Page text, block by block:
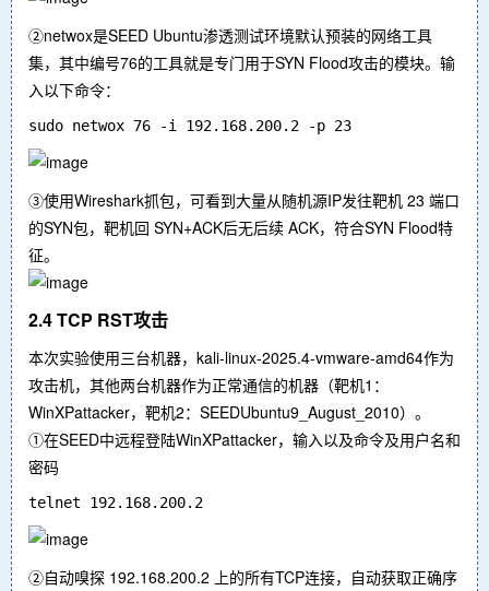
②netwox是SEED Ubuntu渗透测试环境默认预装的网络工具
集，其中编号76的工具就是专门用于SYN Flood攻击的模块。输
入以下命令：
③使用Wireshark抓包，可看到大量从随机源IP发往靶机 23 端口
的SYN包，靶机回 SYN+ACK后无后续 ACK，符合SYN Flood特
征。
2.4 TCP RST攻击
本次实验使用三台机器，kali-linux-2025.4-vmware-amd64作为
攻击机，其他两台机器作为正常通信的机器（靶机1：
WinXPattacker，靶机2：SEEDUbuntu9_August_2010）。
①在SEED中远程登陆WinXPattacker，输入以及命令及用户名和
密码
②自动嗅探 192.168.200.2 上的所有TCP连接，自动获取正确序